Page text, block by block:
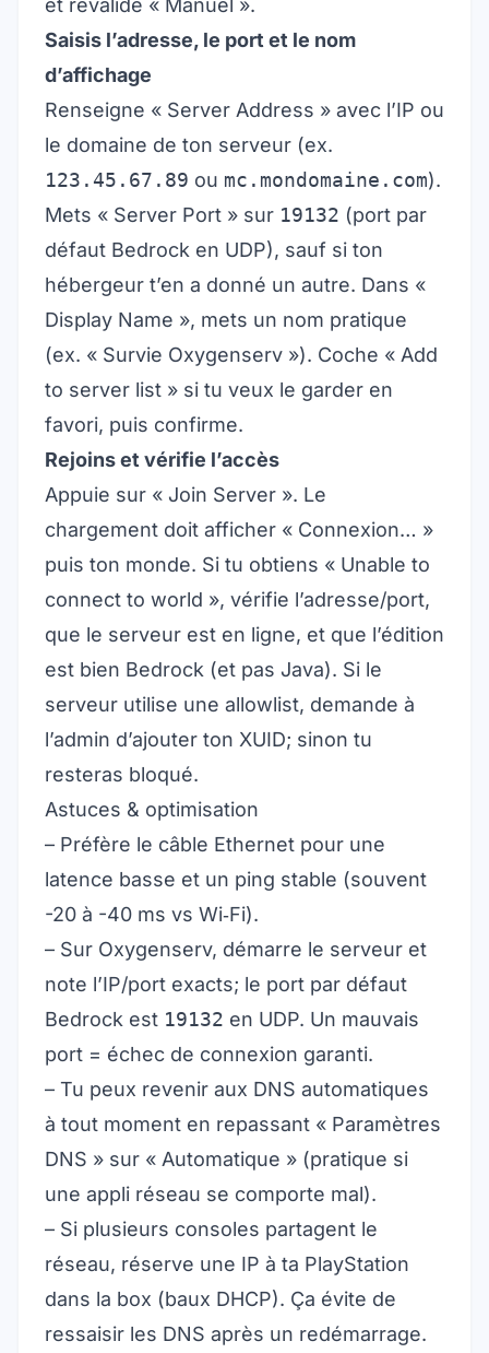
et revalide « Manuel ».
Saisis l’adresse, le port et le nom
d’affichage
Renseigne « Server Address » avec l’IP ou
le domaine de ton serveur (ex.
123.45.67.89 ou mc.mondomaine.com).
Mets « Server Port » sur 19132 (port par
défaut Bedrock en UDP), sauf si ton
hébergeur t’en a donné un autre. Dans «
Display Name », mets un nom pratique
(ex. « Survie Oxygenserv »). Coche « Add
to server list » si tu veux le garder en
favori, puis confirme.
Rejoins et vérifie l’accès
Appuie sur « Join Server ». Le
chargement doit afficher « Connexion… »
puis ton monde. Si tu obtiens « Unable to
connect to world », vérifie l’adresse/port,
que le serveur est en ligne, et que l’édition
est bien Bedrock (et pas Java). Si le
serveur utilise une allowlist, demande à
l’admin d’ajouter ton XUID; sinon tu
resteras bloqué.
Astuces & optimisation
– Préfère le câble Ethernet pour une
latence basse et un ping stable (souvent
-20 à -40 ms vs Wi‑Fi).
– Sur Oxygenserv, démarre le serveur et
note l’IP/port exacts; le port par défaut
Bedrock est 19132 en UDP. Un mauvais
port = échec de connexion garanti.
– Tu peux revenir aux DNS automatiques
à tout moment en repassant « Paramètres
DNS » sur « Automatique » (pratique si
une appli réseau se comporte mal).
– Si plusieurs consoles partagent le
réseau, réserve une IP à ta PlayStation
dans la box (baux DHCP). Ça évite de
ressaisir les DNS après un redémarrage.